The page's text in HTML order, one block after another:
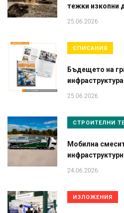
тежки изкопни
25.06.2026
СПИСАНИЯ
Бъдещето на
инфраструктура
25.06.2026
СТРОИТЕЛНИ
Мобилна
24.06.2026
ИЗЛОЖЕНИЯ